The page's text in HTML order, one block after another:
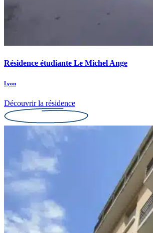
Résidence étudiante Le Michel Ange
Lyon
Découvrir la résidence